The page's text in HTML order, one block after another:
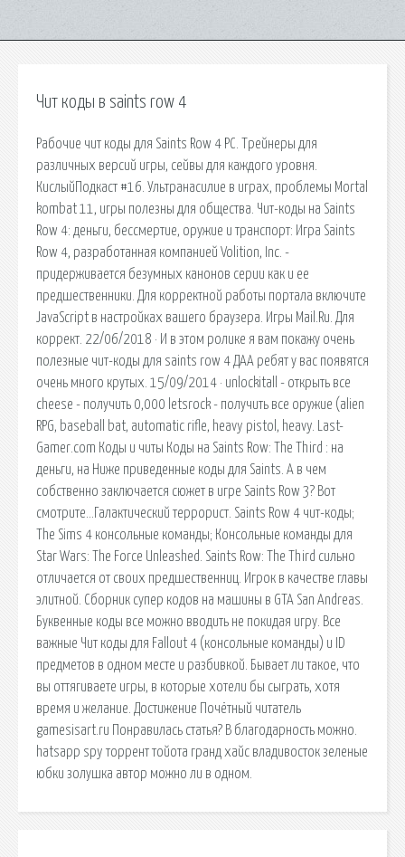
Чит коды в saints row 4
Рабочие чит коды для Saints Row 4 PC. Трейнеры для
различных версий игры, сейвы для каждого уровня.
КислыйПодкаст #16. Ультранасилие в играх, проблемы Mortal
kombat 11, игры полезны для общества. Чит-коды на Saints
Row 4: деньги, бессмертие, оружие и транспорт: Игра Saints
Row 4, разработанная компанией Volition, Inc. -
придерживается безумных канонов серии как и ее
предшественники. Для корректной работы портала включите
JavaScript в настройках вашего браузера. Игры Mail.Ru. Для
коррект. 22/06/2018 · И в этом ролике я вам покажу очень
полезные чит-коды для saints row 4 ДАА ребят у вас появятся
очень много крутых. 15/09/2014 · unlockitall - открыть все
cheese - получить 0,000 letsrock - получить все оружие (alien
RPG, baseball bat, automatic rifle, heavy pistol, heavy. Last-
Gamer.com Коды и читы Коды на Saints Row: The Third : на
деньги, на Ниже приведенные коды для Saints. А в чем
собственно заключается сюжет в игре Saints Row 3? Вот
смотрите…Галактический террорист. Saints Row 4 чит-коды;
The Sims 4 консольные команды; Консольные команды для
Star Wars: The Force Unleashed. Saints Row: The Third сильно
отличается от своих предшественниц. Игрок в качестве главы
элитной. Сборник супер кодов на машины в GTA San Andreas.
Буквенные коды все можно вводить не покидая игру. Все
важные Чит коды для Fallout 4 (консольные команды) и ID
предметов в одном месте и разбивкой. Бывает ли такое, что
вы оттягиваете игры, в которые хотели бы сыграть, хотя
время и желание. Достижение Почётный читатель
gamesisart.ru Понравилась статья? В благодарность можно.
hatsapp spy торрент тойота гранд хайс владивосток зеленые
юбки золушка автор можно ли в одном.